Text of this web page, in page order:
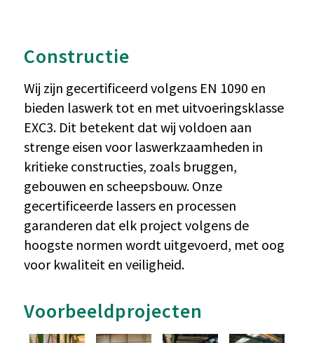
Constructie
Wij zijn gecertificeerd volgens EN 1090 en
bieden laswerk tot en met uitvoeringsklasse
EXC3. Dit betekent dat wij voldoen aan
strenge eisen voor laswerkzaamheden in
kritieke constructies, zoals bruggen,
gebouwen en scheepsbouw. Onze
gecertificeerde lassers en processen
garanderen dat elk project volgens de
hoogste normen wordt uitgevoerd, met oog
voor kwaliteit en veiligheid.
Voorbeeldprojecten